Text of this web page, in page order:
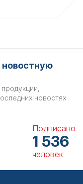
новостях
Подписано
1 536
человек